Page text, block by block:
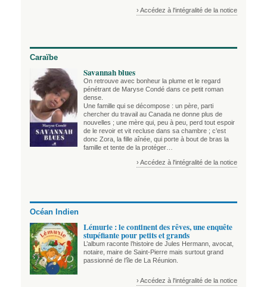
› Accédez à l'intégralité de la notice
Caraïbe
Savannah blues
On retrouve avec bonheur la plume et le regard
pénétrant de Maryse Condé dans ce petit roman
dense.
Une famille qui se décompose : un père, parti
chercher du travail au Canada ne donne plus de
nouvelles ; une mère qui, peu à peu, perd tout espoir
de le revoir et vit recluse dans sa chambre ; c’est
donc Zora, la fille aînée, qui porte à bout de bras la
famille et tente de la protéger…
› Accédez à l'intégralité de la notice
Océan Indien
Lémurie : le continent des rêves, une enquête
stupéfiante pour petits et grands
L’album raconte l’histoire de Jules Hermann, avocat,
notaire, maire de Saint-Pierre mais surtout grand
passionné de l’île de La Réunion.
› Accédez à l'intégralité de la notice